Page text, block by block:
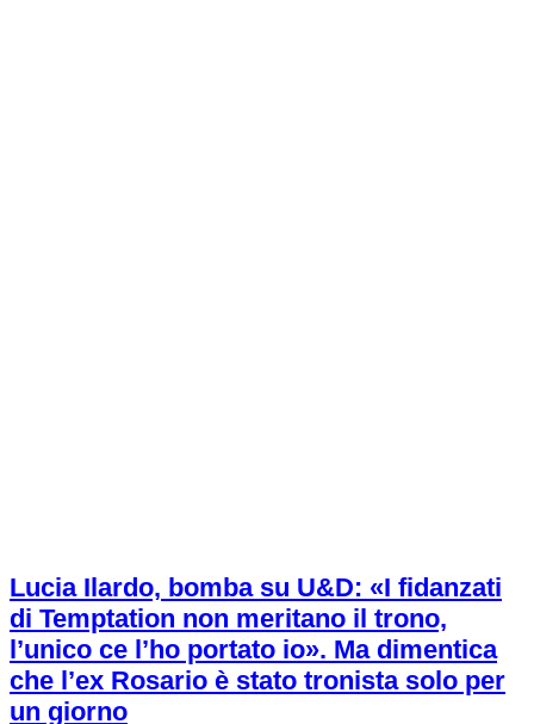
Lucia Ilardo, bomba su U&D: «I fidanzati
di Temptation non meritano il trono,
l’unico ce l’ho portato io». Ma dimentica
che l’ex Rosario è stato tronista solo per
un giorno